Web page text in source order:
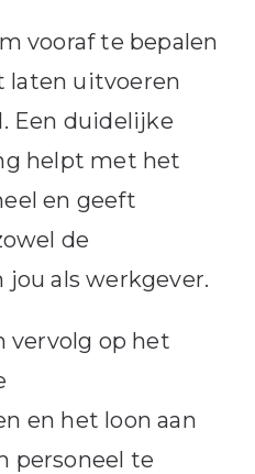
vooraf te bepalen
laten uitvoeren
Een duidelijke
helpt met het
en geeft
de
jou als werkgever.
vervolg op het
en het loon aan
personeel te